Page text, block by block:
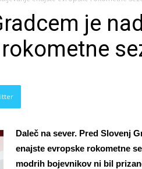
je
Daleč na sever. Pred Slovenj
enajste evropske rokometne
modrih bojevnikov ni bil